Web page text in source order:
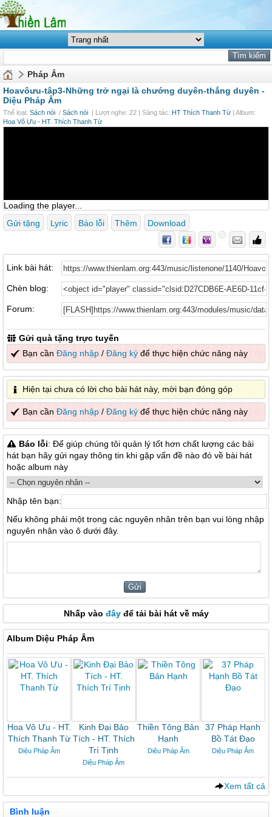
Pháp Âm
Hoavôưu-tâp3-Những trở ngại là chướng duyên-thắng duyên -
Diệu Pháp Âm
Thể loại: Sách nói / Sách nói | Lượt nghe: 22 | Sáng tác: HT Thích Thanh Từ | Album:
Hoa Vô Ưu - HT. Thích Thanh Từ
Loading the player...
Gửi tặng
Lyric Báo lỗi Thêm Download
Link bài hát:
Chèn blog:
Forum:
Gửi quà tặng trực tuyến
Bạn cầnĐăng nhập / Đăng kýđể thực hiện chức năng này
Hiện tại chưa có lời cho bài hát này, mời bạn đóng góp
Bạn cầnĐăng nhập / Đăng kýđể thực hiện chức năng này
Báo lỗi: Để giúp chúng tôi quản lý tốt hơn chất lượng các bài
hát bạn hãy gửi ngay thông tin khi gặp vấn đề nào đó về bài hát
hoặc album này
Nhập tên bạn:
Nếu không phải một trong các nguyên nhân trên bạn vui lòng nhập
nguyên nhân vào ô dưới đây.
Nhấp vào đâyđể tải bài hát về máy
Album Diệu Pháp Âm
Hoa Vô Ưu - HT.
Thích Thanh Từ
Diệu Pháp Âm
Kinh Đại Bảo
Tích - HT. Thích
Trí Tịnh
Diệu Pháp Âm
Thiền Tông Bản
Hạnh
Diệu Pháp Âm
37 Pháp Hạnh
Bồ Tát Đạo
Diệu Pháp Âm
Xem tất cả
Bình luận